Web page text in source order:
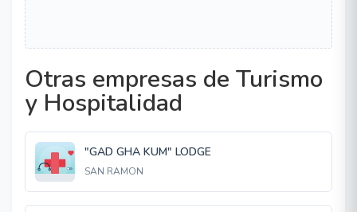
Otras empresas de Turismo
y Hospitalidad
"GAD GHA KUM" LODGE
SAN RAMON